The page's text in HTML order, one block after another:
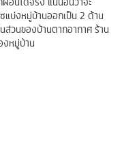
แบ่งหมู่บ้านออกเป็น 2 ด้าน
ส่วนของบ้านตากอากาศ ร้าน
งหมู่บ้าน